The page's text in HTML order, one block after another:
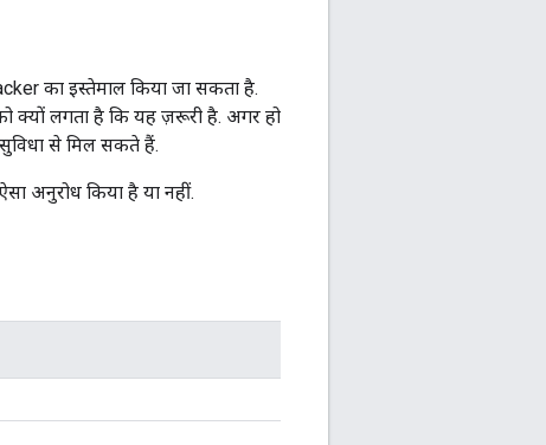
का इस्तेमाल किया जा सकता है.
क्यों लगता है कि यह ज़रूरी है. अगर हो
से मिल सकते हैं.
अनुरोध किया है या नहीं.